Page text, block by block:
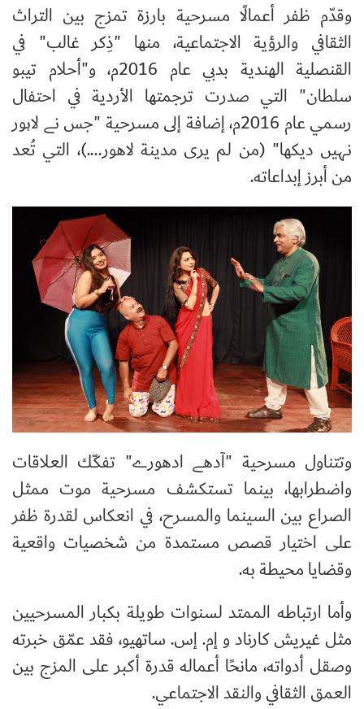
وقدّم ظفر أعمالًا مسرحية بارزة تمزج بين التراث
الثقافي والرؤية الاجتماعية، منها "ذِكر غالب" في
القنصلية الهندية بدبي عام 2016م، و"أحلام تيبو
سلطان" التي صدرت ترجمتها الأردية في احتفال
رسمي عام 2016م، إضافة إلى مسرحية "جس نے لاہور
نہیں دیکھا" (من لم يرى مدينة لاهور....)، التي تُعد
من أبرز إبداعاته.
وتتناول مسرحية "آدھے ادھورے" تفكّك العلاقات
واضطرابها، بينما تستكشف مسرحية موت ممثل
الصراع بين السينما والمسرح، في انعكاس لقدرة ظفر
على اختيار قصص مستمدة من شخصيات واقعية
وقضايا محيطة به.
وأما ارتباطه الممتد لسنوات طويلة بكبار المسرحيين
مثل غيريش كارناد و إم. إس. ساتهيو، فقد عمّق خبرته
وصقل أدواته، مانحًا أعماله قدرة أكبر على المزج بين
العمق الثقافي والنقد الاجتماعي.